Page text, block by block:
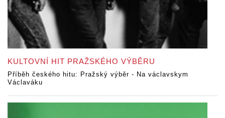
KULTOVNÍ HIT PRAŽSKÉHO VÝBĚRU
Příběh českého hitu: Pražský výběr - Na václavskym
Václaváku